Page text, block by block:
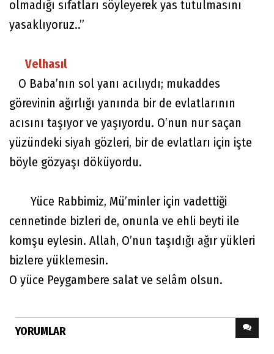
olmadığı sıfatları söyleyerek yas tutulmasını
yasaklıyoruz..”
Velhasıl
O Baba’nın sol yanı acılıydı; mukaddes
görevinin ağırlığı yanında bir de evlatlarının
acısını taşıyor ve yaşıyordu. O’nun nur saçan
yüzündeki siyah gözleri, bir de evlatları için işte
böyle gözyaşı döküyordu.
Yüce Rabbimiz, Mü’minler için vadettiği
cennetinde bizleri de, onunla ve ehli beyti ile
komşu eylesin. Allah, O’nun taşıdığı ağır yükleri
bizlere yüklemesin.
O yüce Peygambere salat ve selâm olsun.
YORUMLAR